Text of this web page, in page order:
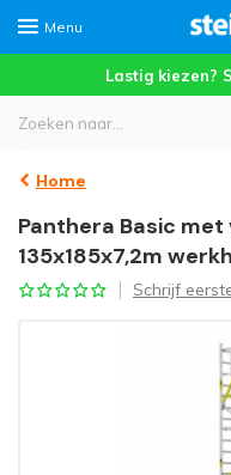
Menu
Lastig kiezen?
Home
Panthera Basic
135x185x7,2m
Schrijf